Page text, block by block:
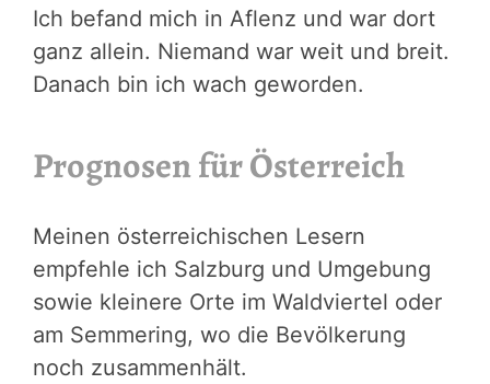
Ich befand mich in Aflenz und war dort
ganz allein. Niemand war weit und breit.
Danach bin ich wach geworden.
Prognosen für Österreich
Meinen österreichischen Lesern
empfehle ich Salzburg und Umgebung
sowie kleinere Orte im Waldviertel oder
am Semmering, wo die Bevölkerung
noch zusammenhält.